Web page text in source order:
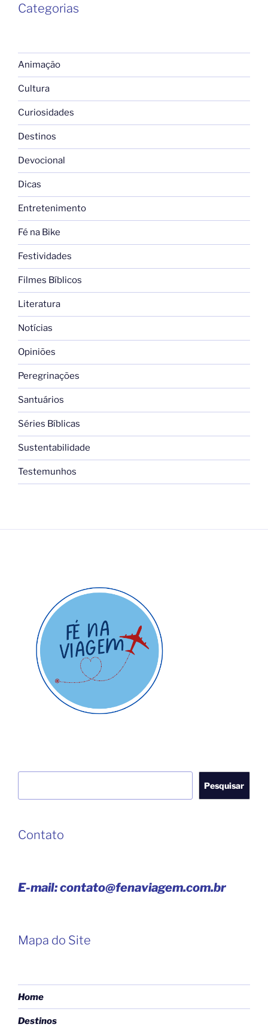
Categorias
Animação
Cultura
Curiosidades
Destinos
Devocional
Dicas
Entretenimento
Fé na Bike
Festividades
Filmes Bíblicos
Literatura
Notícias
Opiniões
Peregrinações
Santuários
Séries Bíblicas
Sustentabilidade
Testemunhos
Pesquisar
Contato
E-mail: contato@fenaviagem.com.br
Mapa do Site
Home
Destinos